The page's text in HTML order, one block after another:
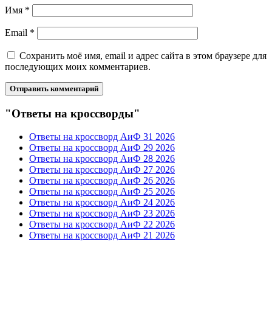
Имя *
Email *
Сохранить моё имя, email и адрес сайта в этом браузере для
последующих моих комментариев.
"Ответы на кроссворды"
Ответы на кроссворд АиФ 31 2026
Ответы на кроссворд АиФ 29 2026
Ответы на кроссворд АиФ 28 2026
Ответы на кроссворд АиФ 27 2026
Ответы на кроссворд АиФ 26 2026
Ответы на кроссворд АиФ 25 2026
Ответы на кроссворд АиФ 24 2026
Ответы на кроссворд АиФ 23 2026
Ответы на кроссворд АиФ 22 2026
Ответы на кроссворд АиФ 21 2026